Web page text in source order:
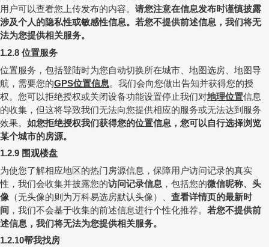
用户可以查看您上传发布的内容。 请您注意在信息发布时谨慎披露
涉及个人的隐私性或敏感性信息。 若您不提供前述信息，我们将无
法为您提供相关服务。
1.2.8 位置服务
位置服务，包括登陆时为您自动切换所在城市、地图选房、地图导
航，需要您的GPS位置信息。我们会向您做出告知并获得您的授
权。您可以拒绝授权或关闭设备功能设置停止我们对地理位置信息
的收集，但这将导致我们无法向您提供相应的服务或无法达到服务
效果。 如您拒绝授权我们获得您的位置信息，您可以自行选择浏览
某个城市的房源。
1.2.9 围观楼盘
为使您了解相应地区的热门房源信息，保障用户访问记录的真实
性，我们会收集并披露您的访问记录信息 ，包括您的微信昵称、头
像 （无头像的则为万科易选房默认头像）、 查看详情页的最新时
间 ，我们不会基于收集的前述信息进行个性化推荐。 若您不提供前
述信息，我们将无法为您提供相关服务。
1.2.10帮我找房